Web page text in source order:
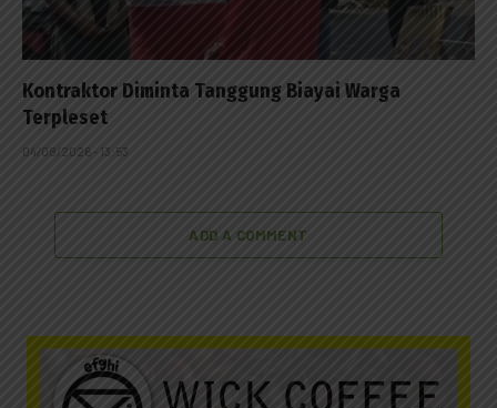
Kontraktor Diminta Tanggung Biayai Warga
Terpleset
04/08/2026 - 13:53
ADD A COMMENT